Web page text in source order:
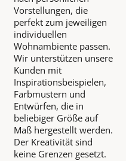
Vorstellungen, die
perfekt zum jeweiligen
individuellen
Wohnambiente passen.
Wir unterstützen unsere
Kunden mit
Inspirationsbeispielen,
Farbmustern und
Entwürfen, die in
beliebiger Größe auf
Maß hergestellt werden.
Der Kreativität sind
keine Grenzen gesetzt.